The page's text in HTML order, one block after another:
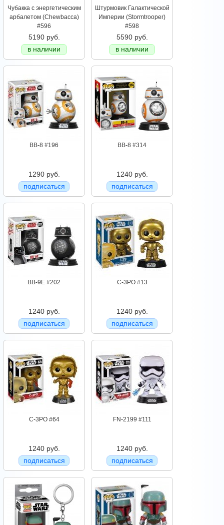
Чубакка с энергетическим
арбалетом (Chewbacca)
#596
5190 руб.
в наличии
Штурмовик Галактической
Империи (Stormtrooper)
#598
5590 руб.
в наличии
BB-8 #196
1290 руб.
подписаться
BB-8 #314
1240 руб.
подписаться
BB-9E #202
1240 руб.
подписаться
C-3PO #13
1240 руб.
подписаться
C-3PO #64
1240 руб.
подписаться
FN-2199 #111
1240 руб.
подписаться